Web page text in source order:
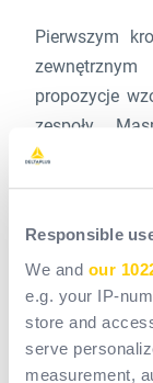
Responsible
We and our
e.g. your IP-
store and
serve
measurement,
Pierwszym
zewnętrznym
propozycje
zespoły
prototypów.
Sekretna
połączeniu
buta z
komfortem.